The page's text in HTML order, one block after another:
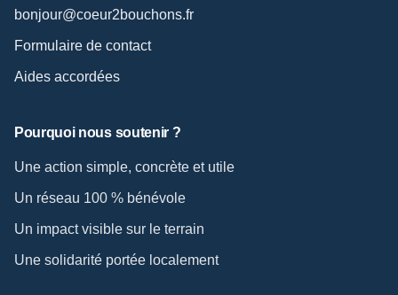
bonjour@coeur2bouchons.fr
Formulaire de contact
Aides accordées
Pourquoi nous soutenir ?
Une action simple, concrète et utile
Un réseau 100 % bénévole
Un impact visible sur le terrain
Une solidarité portée localement